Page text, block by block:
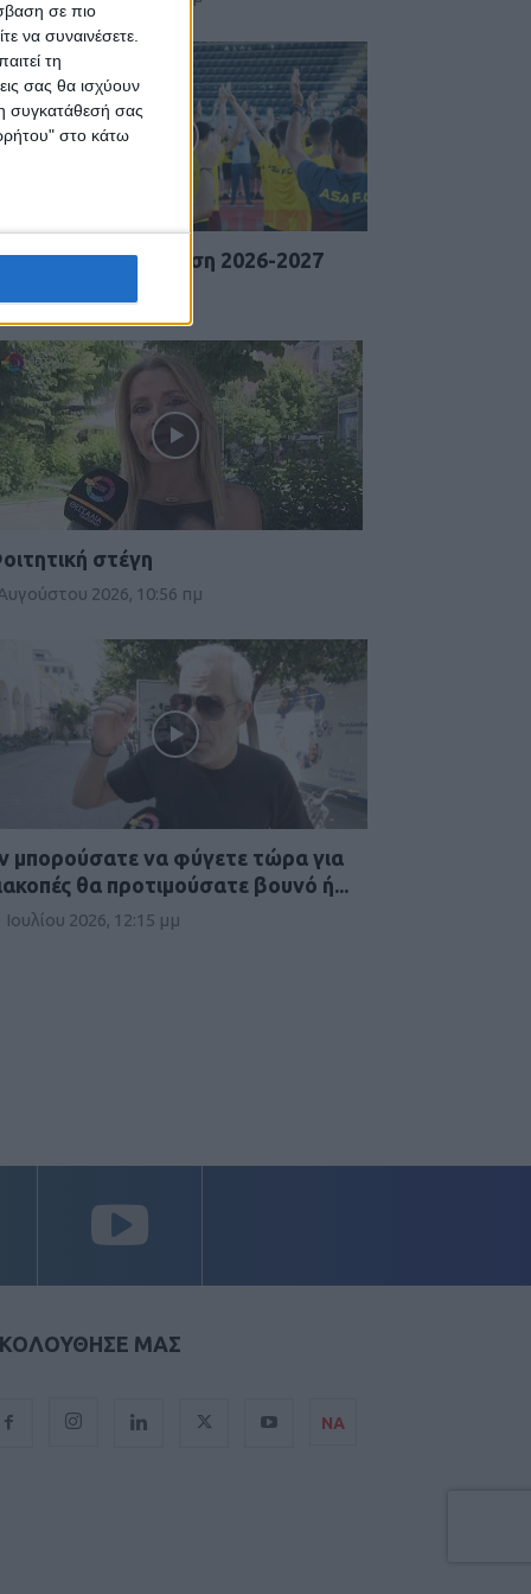
σε πιο
να συναινέσετε.
τη
σας θα ισχύουν
συγκατάθεσή σας
στο κάτω
πρώτη προπόνηση 2026-2027
στέγη
2026, 10:56 πμ
μπορούσατε να φύγετε τώρα για
θα προτιμούσατε βουνό ή...
Ιουλίου 2026, 12:15 μμ
ΜΑΣ
ΝΑ